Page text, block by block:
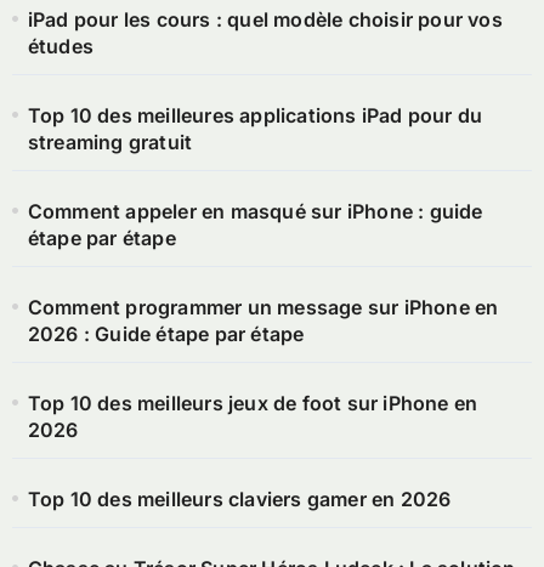
iPad pour les cours : quel modèle choisir pour vos
études
Top 10 des meilleures applications iPad pour du
streaming gratuit
Comment appeler en masqué sur iPhone : guide
étape par étape
Comment programmer un message sur iPhone en
2026 : Guide étape par étape
Top 10 des meilleurs jeux de foot sur iPhone en
2026
Top 10 des meilleurs claviers gamer en 2026